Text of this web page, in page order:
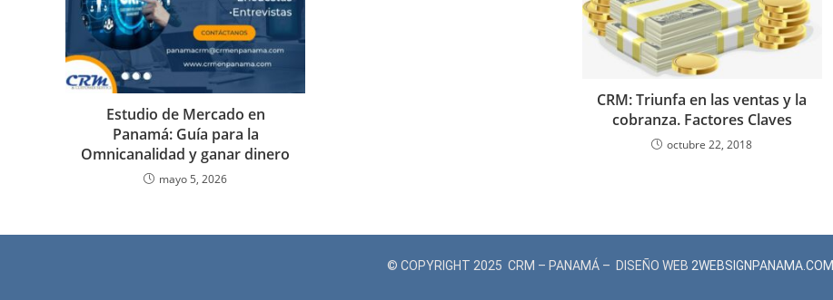
Estudio de Mercado en
Panamá: Guía para la
Omnicanalidad y ganar dinero
mayo 5, 2026
CRM: Triunfa en las ventas y la
cobranza. Factores Claves
octubre 22, 2018
© COPYRIGHT 2025 CRM – PANAMÁ – DISEÑO WEB 2WEBSIGNPANAMA.COM